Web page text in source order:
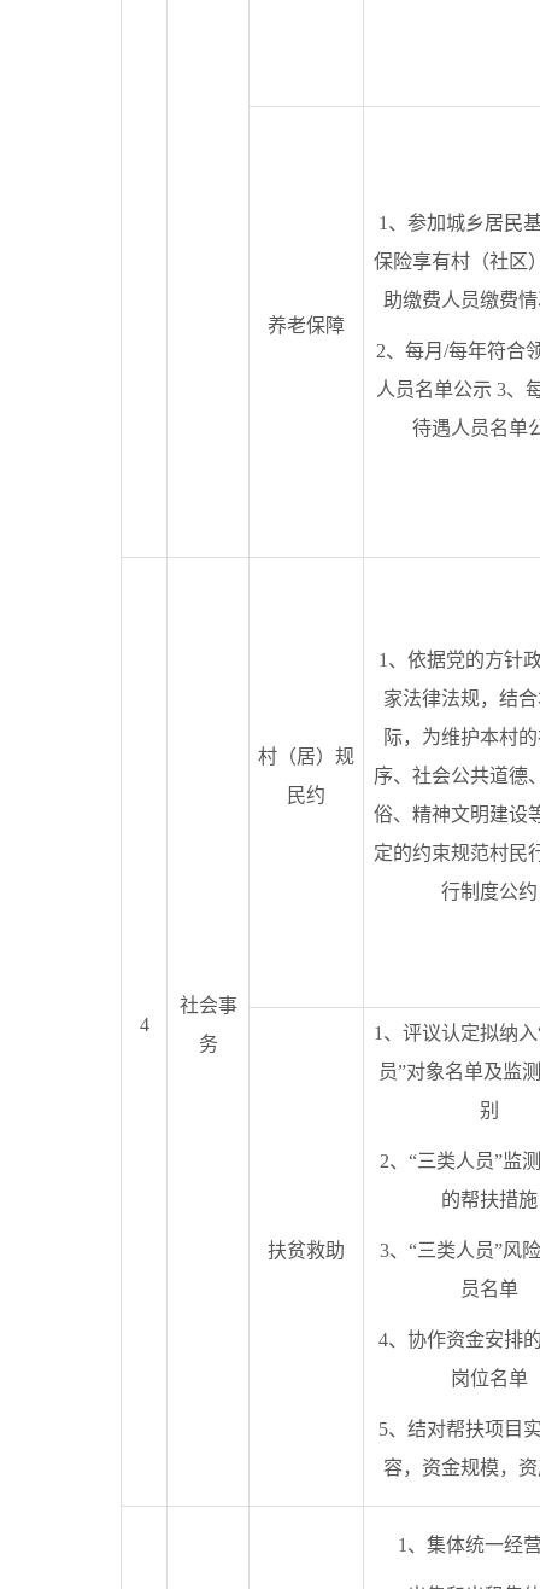
养老保障
1、参加城乡居民
保险享有村（社区
助缴费人员缴费
2、每月/每年符合
人员名单公示 3、
待遇人员名单
4
社会事
务
村（居）规
民约
1、依据党的方针
家法律法规，结
际，为维护本村
序、社会公共道德
俗、精神文明建设
定的约束规范村民
行制度公约
扶贫救助
1、评议认定拟纳
员”对象名单及监
别
2、“三类人员”监
的帮扶措施
3、“三类人员”风
员名单
4、协作资金安排
岗位名单
5、结对帮扶项目
容，资金规模，
1、集体统一经